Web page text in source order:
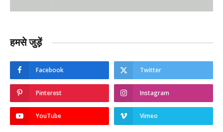
हमसे जुड़ें
Facebook Twitter
Pinterest Instagram
YouTube Vimeo